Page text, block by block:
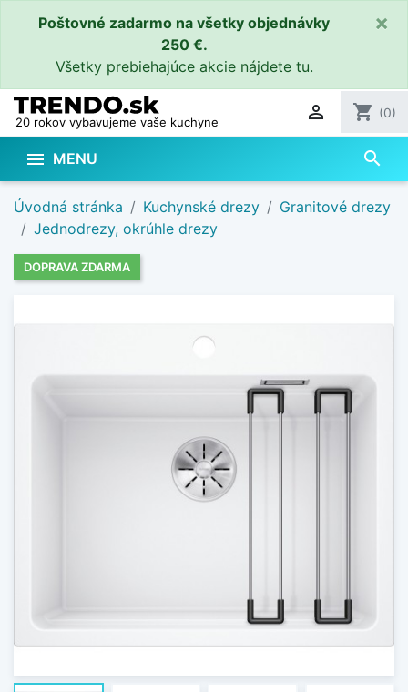
Poštovné zadarmo na všetky objednávky
250 €.
Všetky prebiehajúce akcie nájdete tu.
×
20 rokov vybavujeme vaše kuchyne  shopping_cart (0)
 MENU search
Úvodná stránka Kuchynské drezy
Granitové drezy
Jednodrezy, okrúhle drezy
DOPRAVA ZDARMA